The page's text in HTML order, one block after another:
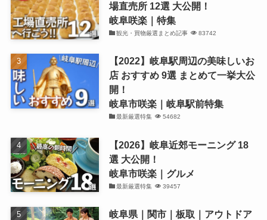
場直売所 12選 大公開！
岐阜咲楽｜特集
観光・買物厳選まとめ記事 83742
【2022】岐阜駅周辺の美味しいお
店 おすすめ 9選 まとめて一挙大公
開！
岐阜市咲楽｜岐阜駅前特集
最新厳選特集 54682
【2026】岐阜近郊モーニング 18
選 大公開！
岐阜市咲楽｜グルメ
最新厳選特集 39457
岐阜県｜関市｜板取｜アウトドア